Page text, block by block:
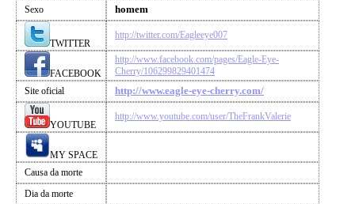
Sexo
homem
TWITTER
http://twitter.com/Eagleeye007
FACEBOOK
http://www.facebook.com/pages/Eagle-Eye-
Cherry/106299829401474
Site oficial
http://www.eagle-eye-cherry.com/
YOUTUBE
http://www.youtube.com/user/TheFrankValerie
MY SPACE
Causa da morte
Dia da morte